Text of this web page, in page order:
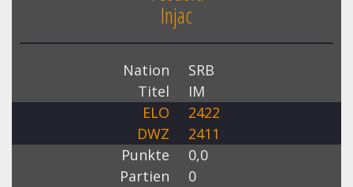
Injac
Nation
SRB
Titel
IM
ELO
2422
DWZ
2411
Punkte
0,0
Partien
0